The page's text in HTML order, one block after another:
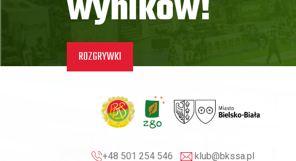
ROZGRYWKI
+48 501 254 546 klub@bkssa.pl